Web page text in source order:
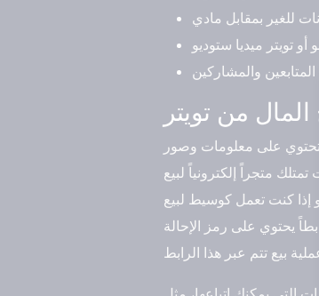
تحتوي على معلومات وصور
متجراً إلكترونياً لبيع
إذا كنت تعمل كوسيط لبيع
يحتوي على رمز الإحالة